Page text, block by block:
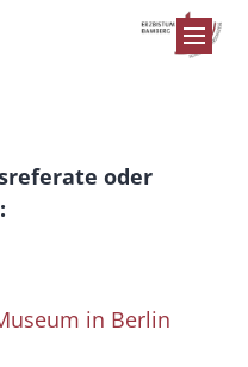
oder
in Berlin